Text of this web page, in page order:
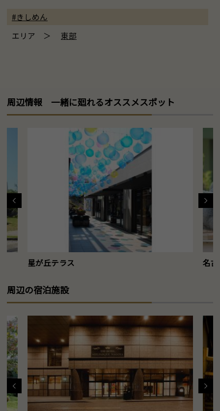
#きしめん
エリア ＞ 東部
周辺情報 一緒に廻れるオススメスポット
星が丘テラス 名
周辺の宿泊施設